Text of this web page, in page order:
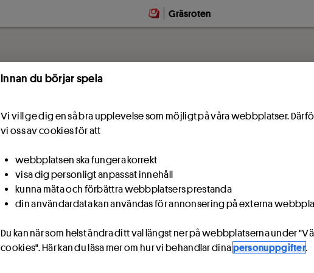
Gräsroten
Innan du börjar spela
Vi vill ge dig en så bra upplevelse som möjligt på våra webbplatser.
vi oss av cookies för att
webbplatsen ska fungera korrekt
visa dig personligt anpassat innehåll
kunna mäta och förbättra webbplatsers prestanda
din användardata kan användas för annonsering på externa
Du kan när som helst ändra ditt val längst ner på webbplatserna under
cookies". Här kan du läsa mer om hur vi behandlar dinapersonuppgifter.